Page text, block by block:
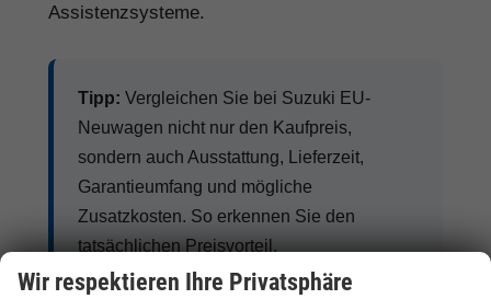
Assistenzsysteme.
Tipp: Vergleichen Sie bei Suzuki EU-
Neuwagen nicht nur den Kaufpreis,
sondern auch Ausstattung, Lieferzeit,
Garantieumfang und mögliche
Zusatzkosten. So erkennen Sie den
tatsächlichen Preisvorteil.
Wir respektieren Ihre Privatsphäre